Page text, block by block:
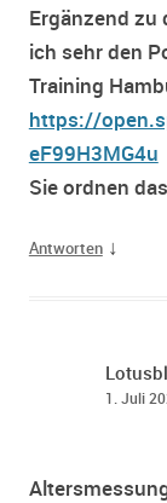
Ergänzend zu
ich sehr den
Training
https://
eF99H3MG4u
Sie ordnen
Antworten ↓
1. Juli